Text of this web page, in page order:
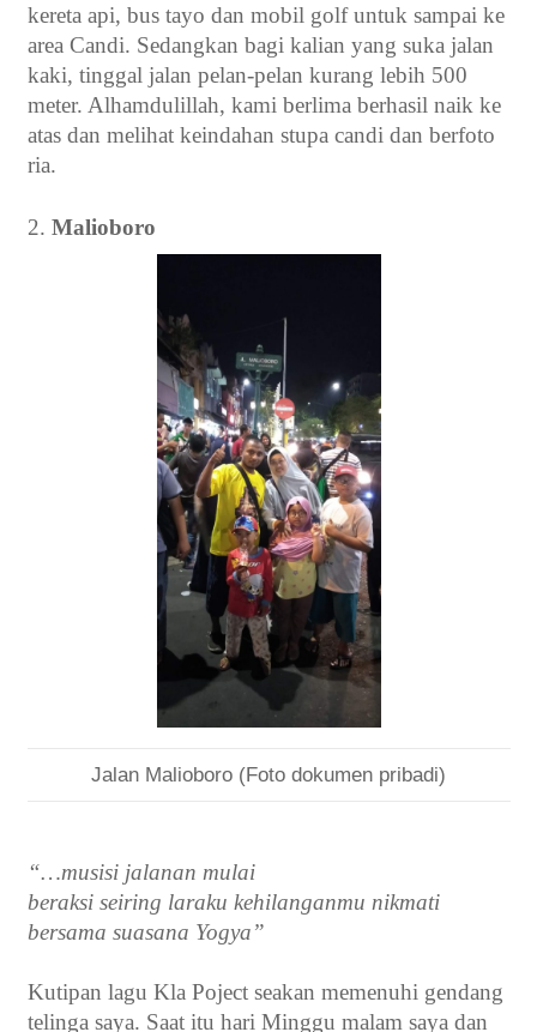
kereta api, bus tayo dan mobil golf untuk sampai ke
area Candi. Sedangkan bagi kalian yang suka jalan
kaki, tinggal jalan pelan-pelan kurang lebih 500
meter. Alhamdulillah, kami berlima berhasil naik ke
atas dan melihat keindahan stupa candi dan berfoto
ria.
2. Malioboro
Jalan Malioboro (Foto dokumen pribadi)
“…musisi jalanan mulai
beraksi seiring laraku kehilanganmu nikmati
bersama suasana Yogya”
Kutipan lagu Kla Poject seakan memenuhi gendang
telinga saya. Saat itu hari Minggu malam saya dan